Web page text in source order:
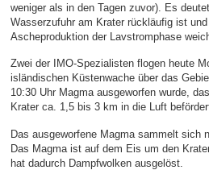
weniger als in den Tagen zuvor). Es
Wasserzufuhr am Krater rückläufig ist
Ascheproduktion der Lavstromphase
Zwei der IMO-Spezialisten flogen heute
isländischen Küstenwache über das
10:30 Uhr Magma ausgeworfen wurde,
Krater ca. 1,5 bis 3 km in die Luft
Das ausgeworfene Magma sammelt sich
Das Magma ist auf dem Eis um den
hat dadurch Dampfwolken ausgelöst.